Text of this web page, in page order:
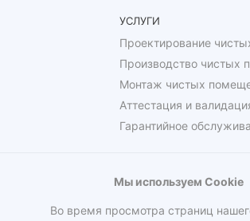
УСЛУГИ
Проектирование
Производство чистых
Монтаж чистых
Аттестация и
Гарантийное
Мы используем Cookie
Во время просмотра страниц